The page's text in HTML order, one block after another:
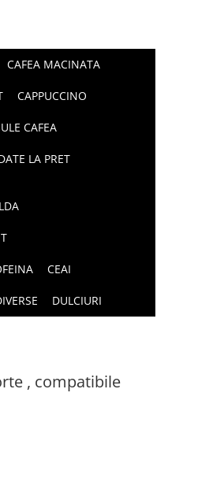
CAFEA MACINATA
CAPPUCCINO
CAFEA
LA PRET
CEAI
DULCIURI
, compatibile